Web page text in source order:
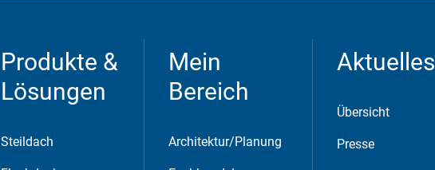
Produkte &
Lösungen
Steildach
Mein
Bereich
Architektur/Planung
Aktuelles
Übersicht
Presse